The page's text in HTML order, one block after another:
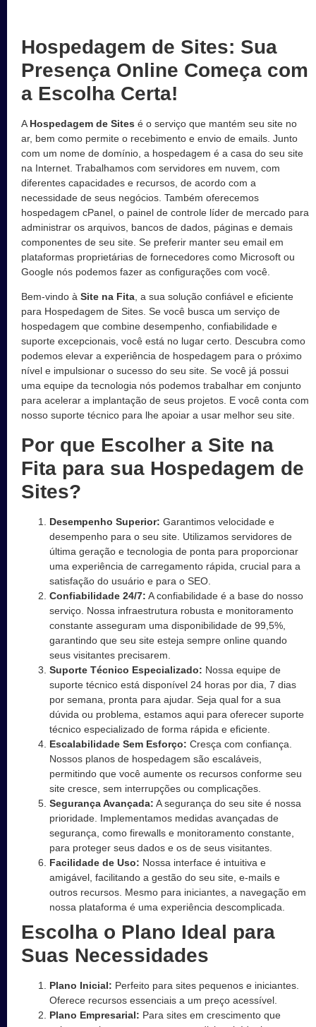
Hospedagem de Sites: Sua
Presença Online Começa com
a Escolha Certa!
A Hospedagem de Sites é o serviço que mantém seu site no
ar, bem como permite o recebimento e envio de emails. Junto
com um nome de domínio, a hospedagem é a casa do seu site
na Internet. Trabalhamos com servidores em nuvem, com
diferentes capacidades e recursos, de acordo com a
necessidade de seus negócios. Também oferecemos
hospedagem cPanel, o painel de controle líder de mercado para
administrar os arquivos, bancos de dados, páginas e demais
componentes de seu site. Se preferir manter seu email em
plataformas proprietárias de fornecedores como Microsoft ou
Google nós podemos fazer as configurações com você.
Bem-vindo à Site na Fita , a sua solução confiável e eficiente
para Hospedagem de Sites. Se você busca um serviço de
hospedagem que combine desempenho, confiabilidade e
suporte excepcionais, você está no lugar certo. Descubra como
podemos elevar a experiência de hospedagem para o próximo
nível e impulsionar o sucesso do seu site. Se você já possui
uma equipe da tecnologia nós podemos trabalhar em conjunto
para acelerar a implantação de seus projetos. E você conta com
nosso suporte técnico para lhe apoiar a usar melhor seu site.
Por que Escolher a Site na
Fita para sua Hospedagem de
Sites?
Desempenho Superior: Garantimos velocidade e
desempenho para o seu site. Utilizamos servidores de
última geração e tecnologia de ponta para proporcionar
uma experiência de carregamento rápida, crucial para a
satisfação do usuário e para o SEO.
Confiabilidade 24/7: A confiabilidade é a base do nosso
serviço. Nossa infraestrutura robusta e monitoramento
constante asseguram uma disponibilidade de 99,5%,
garantindo que seu site esteja sempre online quando
seus visitantes precisarem.
Suporte Técnico Especializado: Nossa equipe de
suporte técnico está disponível 24 horas por dia, 7 dias
por semana, pronta para ajudar. Seja qual for a sua
dúvida ou problema, estamos aqui para oferecer suporte
técnico especializado de forma rápida e eficiente.
Escalabilidade Sem Esforço: Cresça com confiança.
Nossos planos de hospedagem são escaláveis,
permitindo que você aumente os recursos conforme seu
site cresce, sem interrupções ou complicações.
Segurança Avançada: A segurança do seu site é nossa
prioridade. Implementamos medidas avançadas de
segurança, como firewalls e monitoramento constante,
para proteger seus dados e os de seus visitantes.
Facilidade de Uso: Nossa interface é intuitiva e
amigável, facilitando a gestão do seu site, e-mails e
outros recursos. Mesmo para iniciantes, a navegação em
nossa plataforma é uma experiência descomplicada.
Escolha o Plano Ideal para
Suas Necessidades
Plano Inicial: Perfeito para sites pequenos e iniciantes.
Oferece recursos essenciais a um preço acessível.
Plano Empresarial: Para sites em crescimento que